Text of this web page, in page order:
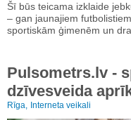
Šī būs teicama izklaide
– gan jaunajiem
sportiskām ģimenēm un
Pulsometrs.lv -
dzīvesveida
Rīga, Interneta veikali